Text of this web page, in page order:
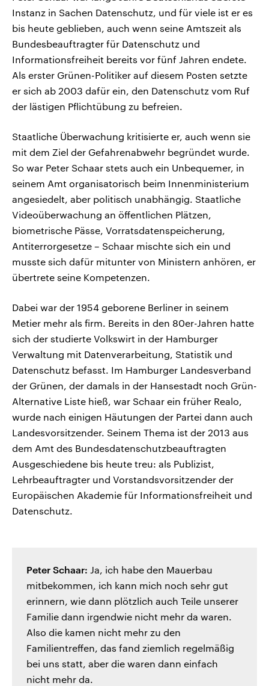
Instanz in Sachen Datenschutz, und für viele ist er es
bis heute geblieben, auch wenn seine Amtszeit als
Bundesbeauftragter für Datenschutz und
Informationsfreiheit bereits vor fünf Jahren endete.
Als erster Grünen-Politiker auf diesem Posten setzte
er sich ab 2003 dafür ein, den Datenschutz vom Ruf
der lästigen Pflichtübung zu befreien.
Staatliche Überwachung kritisierte er, auch wenn sie
mit dem Ziel der Gefahrenabwehr begründet wurde.
So war Peter Schaar stets auch ein Unbequemer, in
seinem Amt organisatorisch beim Innenministerium
angesiedelt, aber politisch unabhängig. Staatliche
Videoüberwachung an öffentlichen Plätzen,
biometrische Pässe, Vorratsdatenspeicherung,
Antiterrorgesetze – Schaar mischte sich ein und
musste sich dafür mitunter von Ministern anhören, er
übertrete seine Kompetenzen.
Dabei war der 1954 geborene Berliner in seinem
Metier mehr als firm. Bereits in den 80er-Jahren hatte
sich der studierte Volkswirt in der Hamburger
Verwaltung mit Datenverarbeitung, Statistik und
Datenschutz befasst. Im Hamburger Landesverband
der Grünen, der damals in der Hansestadt noch Grün-
Alternative Liste hieß, war Schaar ein früher Realo,
wurde nach einigen Häutungen der Partei dann auch
Landesvorsitzender. Seinem Thema ist der 2013 aus
dem Amt des Bundesdatenschutzbeauftragten
Ausgeschiedene bis heute treu: als Publizist,
Lehrbeauftragter und Vorstandsvorsitzender der
Europäischen Akademie für Informationsfreiheit und
Datenschutz.
Peter Schaar: Ja, ich habe den Mauerbau
mitbekommen, ich kann mich noch sehr gut
erinnern, wie dann plötzlich auch Teile unserer
Familie dann irgendwie nicht mehr da waren.
Also die kamen nicht mehr zu den
Familientreffen, das fand ziemlich regelmäßig
bei uns statt, aber die waren dann einfach
nicht mehr da.